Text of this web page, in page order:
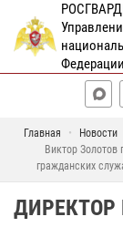
Главная Новости
Виктор
гражданских
ДИРЕКТОР